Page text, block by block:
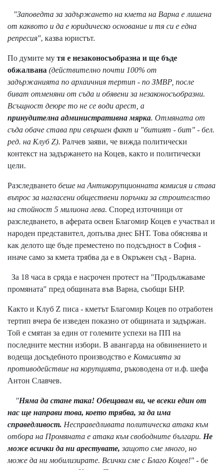
"Заповедта за задържането на кмета на Варна е лишена
от каквото и да е юридическо основание и тя си е една
репресия", казва юристът.
По думите му тя е незаконосъобразна и ще бъде
обжалвана (действително почти 100% от
задържанията по архаичния тертип - по ЗМВР, после
биват отменяни от съда и обявени за незаконосъобразни.
Всъщност деюре то не се води арест, а
принудителна административна мярка. Отмяната от
съда обаче става при свършен факт и "битият - бит" - бел.
ред. на Клуб Z). Ралчев заяви, че вижда политически
контекст на задържането на Коцев, както и политически
цели.
Разследването беше на Антикорупционната комисия и става
въпрос за нагласени обществени поръчки за строителство
на стойност 5 милиона лева. Според източници от
разследването, в аферата освен Благомир Коцев е участвал и
народен представител, допълва днес БНТ. Това обяснява и
как делото ще бъде преместено по подсъдност в София -
иначе само за кмета трябва да е в Окръжен съд - Варна.
За 18 часа в сряда е насрочен протест на "Продължаваме
промяната" пред общината във Варна, съобщи БНР.
Както и Клуб Z писа - кметът Благомир Коцев по отработен
тертип вчера бе изведен показно от общината и задържан.
Той е смятан за един от големите успехи на ПП на
последните местни избори. В авангарда на обвинението и
водеща досъдебното производство е Комисията за
противодействие на корупцията, ръководена от и.ф. шефа
Антон Славчев.
"Няма да стане така! Обещавам ви, че всеки един от
нас ще направи това, което трябва, за да има
справедливост. Несправедливата политическа атака към
отбора на Промяната е атака към свободните българи. Не
може всички да ни арестувате, защото сме много, но
може да ни мобилизирате.​​ Всички сме с Благо Коцев!" - бе